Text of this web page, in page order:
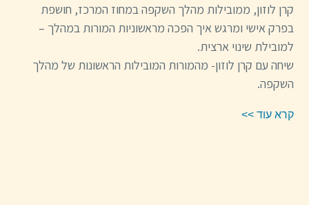
קרן לוזון, ממובילות מהלך השקפה במחוז המרכז, חושפת
בפרק אישי ומרגש איך הפכה מראשוניות המורות במהלך –
למובילת שינוי ארצית.
שיחה עם קרן לוזון- מהמורות המובילות הראשונות של מהלך
השקפה.
קרא עוד >>